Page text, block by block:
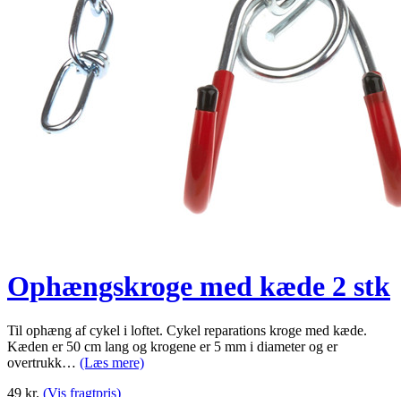
Ophængskroge med kæde 2 stk
Til ophæng af cykel i loftet. Cykel reparations kroge med kæde.
Kæden er 50 cm lang og krogene er 5 mm i diameter og er
overtrukk… (Læs mere)
49 kr. (Vis fragtpris)